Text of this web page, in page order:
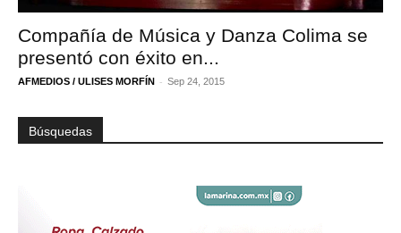
Compañía de Música y Danza Colima se
presentó con éxito en...
AFMEDIOS / ULISES MORFÍN - Sep 24, 2015
Búsquedas